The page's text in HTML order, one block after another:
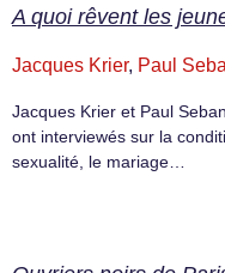
A quoi rêvent les
Jacques Krier, Paul
Jacques Krier et Paul
ont interviewés sur la
sexualité, le mariage…